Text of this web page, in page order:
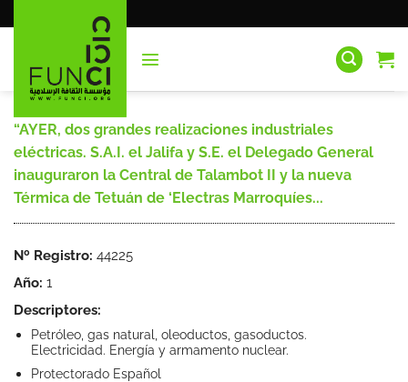
al
“AYER, dos grandes realizaciones industriales
eléctricas. S.A.I. el Jalifa y S.E. el Delegado General
inauguraron la Central de Talambot II y la nueva
Térmica de Tetuán de ‘Electras Marroquíes...
Nº Registro: 44225
Año: 1
Descriptores:
Petróleo, gas natural, oleoductos, gasoductos.
Electricidad. Energía y armamento nuclear.
Protectorado Español